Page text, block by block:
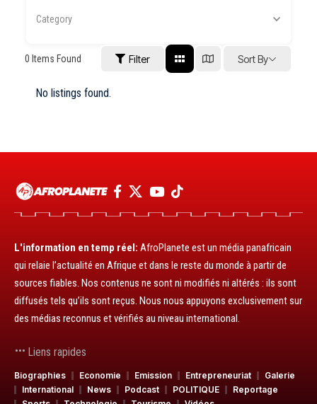
Category
0 Items Found Filter Sort By
No listings found.
L'information en temp réel: AfroPlanete est un média panafricain
qui relaie l’actualité en Afrique et dans le reste du monde à partir de
sources fiables. Nos contenus ne sont ni modifiés ni altérés : ils sont
diffusés tels qu’ils sont reçus. Nous nous appuyons exclusivement sur
des médias reconnus et vérifiés au niveau international.
Liens rapides
Biographies Economie Emission Entrepreneuriat
Galerie
International
News Podcast POLITIQUE
Reportage